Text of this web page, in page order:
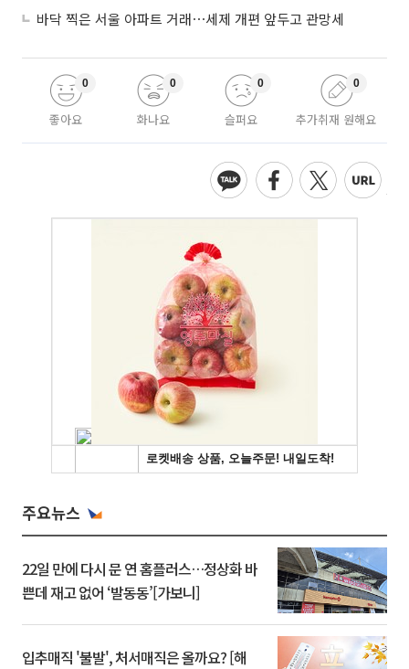
바닥 찍은 서울 아파트 거래⋯세제 개편 앞두고 관망세
좋아요
0
화나요
0
슬퍼요
0
추가취재 원해요
0
주요뉴스
22일 만에 다시 문 연 홈플러스…정상화 바
쁜데 재고 없어 ‘발동동’[가보니]
입추매직 '불발', 처서매직은 올까요? [해